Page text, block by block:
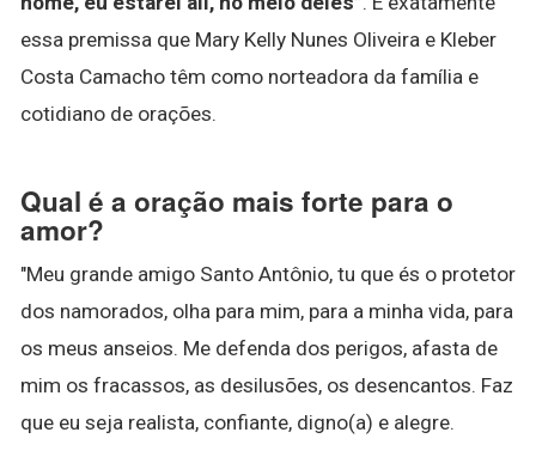
essa premissa que Mary Kelly Nunes Oliveira e Kleber
Costa Camacho têm como norteadora da família e
cotidiano de orações.
Qual é a oração mais forte para o
amor?
"Meu grande amigo Santo Antônio, tu que és o protetor
dos namorados, olha para mim, para a minha vida, para
os meus anseios. Me defenda dos perigos, afasta de
mim os fracassos, as desilusões, os desencantos. Faz
que eu seja realista, confiante, digno(a) e alegre.